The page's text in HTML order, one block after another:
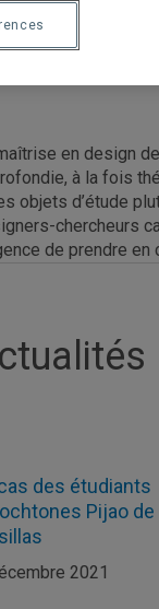
en design
à la fois
objets d’étude
chercheurs
de prendre
des étudiants
Pijao
2021